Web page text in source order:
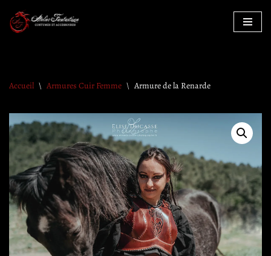
Aller
Accueil \ Armures Cuir Femme \ Armure de la Renarde